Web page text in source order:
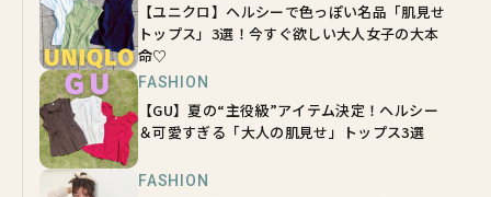
【ユニクロ】ヘルシーで色っぽい名品「肌見せ
トップス」3選！今すぐ欲しい大人女子の大本
命♡
FASHION
【GU】夏の“主役級”アイテム決定！ヘルシー
＆可愛すぎる「大人の肌見せ」トップス3選
FASHION